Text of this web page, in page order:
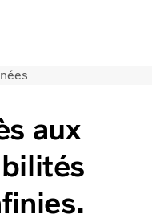
de services
aux